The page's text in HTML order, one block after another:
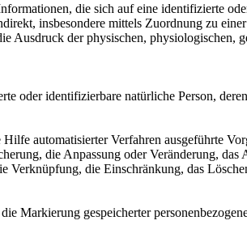
die sich auf eine identifizierte
insbesondere mittels Zuordnung zu
Ausdruck der physischen,
oder identifizierbare natürliche Person,
automatisierter Verfahren ausgeführte
die Anpassung oder Veränderung,
Verknüpfung, die Einschränkung, das
Markierung gespeicherter